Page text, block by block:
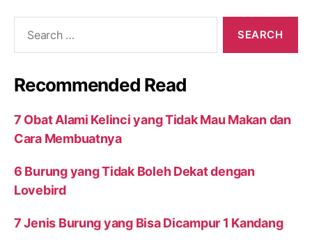
Recommended Read
7 Obat Alami Kelinci yang Tidak Mau Makan dan
Cara Membuatnya
6 Burung yang Tidak Boleh Dekat dengan
Lovebird
7 Jenis Burung yang Bisa Dicampur 1 Kandang